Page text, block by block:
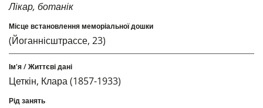
Лікар, ботанік
(Йоганнісштрассе, 23)
Цеткін, Клара (1857-1933)